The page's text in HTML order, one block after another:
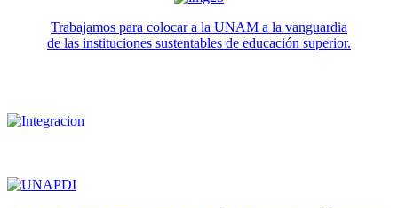
Trabajamos para colocar a la UNAM a la vanguardia
de las instituciones sustentables de educación superior.